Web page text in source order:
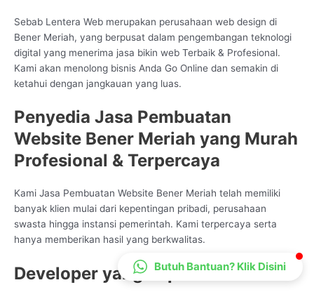
Sebab Lentera Web merupakan perusahaan web design di
Bener Meriah, yang berpusat dalam pengembangan teknologi
digital yang menerima jasa bikin web Terbaik & Profesional.
Kami akan menolong bisnis Anda Go Online dan semakin di
ketahui dengan jangkauan yang luas.
Penyedia Jasa Pembuatan
Website Bener Meriah yang Murah
Profesional & Terpercaya
Kami Jasa Pembuatan Website Bener Meriah telah memiliki
banyak klien mulai dari kepentingan pribadi, perusahaan
swasta hingga instansi pemerintah. Kami terpercaya serta
hanya memberikan hasil yang berkwalitas.
Developer yang ExpertButuh Bantuan? Klik Disini